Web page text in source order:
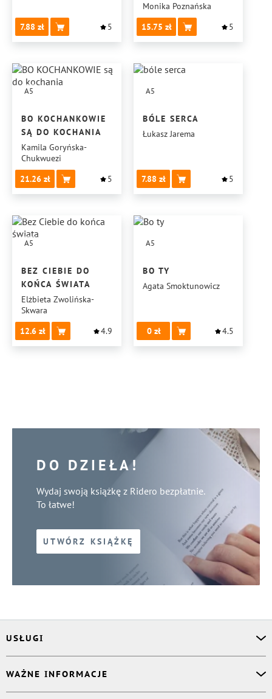
7.88 5
Monika Poznańska
15.75
5
A5
BO KOCHANKOWIE
SĄ DO KOCHANIA
Kamila Goryńska-
Chukwuezi
21.26
5
A5
BÓLE SERCA
Łukasz Jarema
7.88 5
A5
BEZ CIEBIE DO
KOŃCA ŚWIATA
Elżbieta Zwolińska-
Skwara
12.6
4.9
A5
BO TY
Agata Smoktunowicz
0 4.5
DO DZIEŁA!
Wydaj swoją książkę z Ridero bezpłatnie.
To łatwe!
UTWÓRZ KSIĄŻKĘ
USŁUGI
Korektor
Projektant okładki
WAŻNE INFORMACJE